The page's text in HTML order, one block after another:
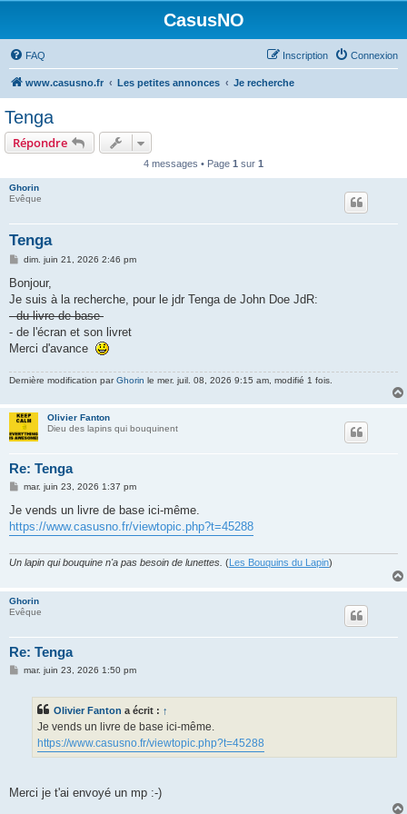
CasusNO
FAQ Connexion
Inscription
www.casusno.fr Les petites annonces Je recherche
Tenga
Répondre
4 messages • Page 1 sur 1
Ghorin
Evêque
Tenga
M
s
a
g
dim. juin 21, 2026 2:46 pm
Bonjour,
Je suis à la recherche, pour le jdr Tenga de John Doe JdR:
- du livre de base
- de l'écran et son livret
Merci d'avance
Dernière modification parGhorin le mer. juil. 08, 2026 9:15 am, modifié 1 fois.
Olivier Fanton
Dieu des lapins qui bouquinent
Re: Tenga
M
s
a
mar. juin 23, 2026 1:37 pm
Je vends un livre de base ici-même.
https://www.casusno.fr/viewtopic.php?t=45288
Un lapin qui bouquine n'a pas besoin de lunettes. ( Les Bouquins du Lapin)
Ghorin
Evêque
Re: Tenga
Mmar. juin 23, 2026 1:50 pm
Olivier Fanton a écrit : ↑
Je vends un livre de base ici-même.
https://www.casusno.fr/viewtopic.php?t=45288
Merci je t'ai envoyé un mp :-)